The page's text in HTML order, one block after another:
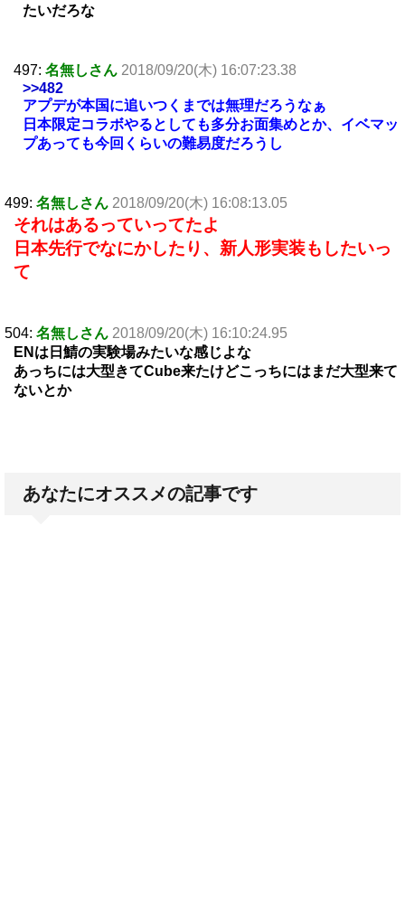
たいだろな
497: 名無しさん 2018/09/20(木) 16:07:23.38
>>482
アプデが本国に追いつくまでは無理だろうなぁ
日本限定コラボやるとしても多分お面集めとか、イベマッ
プあっても今回くらいの難易度だろうし
499: 名無しさん 2018/09/20(木) 16:08:13.05
それはあるっていってたよ
日本先行でなにかしたり、新人形実装もしたいっ
て
504: 名無しさん 2018/09/20(木) 16:10:24.95
ENは日鯖の実験場みたいな感じよな
あっちには大型きてCube来たけどこっちにはまだ大型来て
ないとか
あなたにオススメの記事です